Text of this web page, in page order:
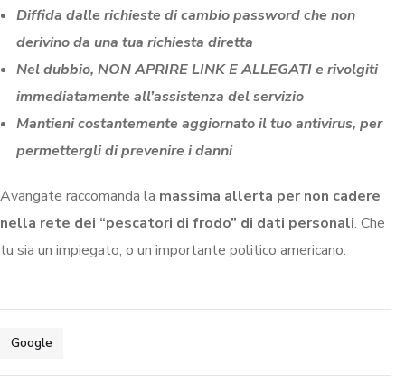
Diffida dalle richieste di cambio password che non
derivino da una tua richiesta diretta
Nel dubbio, NON APRIRE LINK E ALLEGATI e rivolgiti
immediatamente all’assistenza del servizio
Mantieni costantemente aggiornato il tuo antivirus, per
permettergli di prevenire i danni
Avangate raccomanda la massima allerta per non cadere
nella rete dei “pescatori di frodo” di dati personali. Che
tu sia un impiegato, o un importante politico americano.
Google